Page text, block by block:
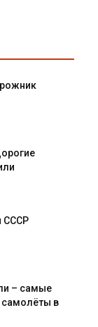
СССР
– самые
самолёты в